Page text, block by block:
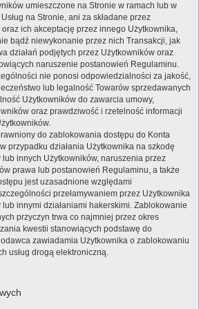
umieszczone na Stronie w ramach lub w
na Stronie, ani za składane przez
oraz ich akceptację przez innego Użytkownika,
bądź niewykonanie przez nich Transakcji, jak
działań podjętych przez Użytkowników oraz
naruszenie postanowień Regulaminu.
nie ponosi odpowiedzialności za jakość,
lub legalność Towarów sprzedawanych
Użytkowników do zawarcia umowy,
oraz prawdziwość i rzetelność informacji
do zablokowania dostępu do Konta
przypadku działania Użytkownika na szkodę
lub innych Użytkowników, naruszenia przez
prawa lub postanowień Regulaminu, a także
jest uzasadnione względami
przełamywaniem przez Użytkownika
innymi działaniami hakerskimi. Zablokowanie
przyczyn trwa co najmniej przez okres
kwestii stanowiących podstawę do
zawiadamia Użytkownika o zablokowaniu
usług drogą elektroniczną.